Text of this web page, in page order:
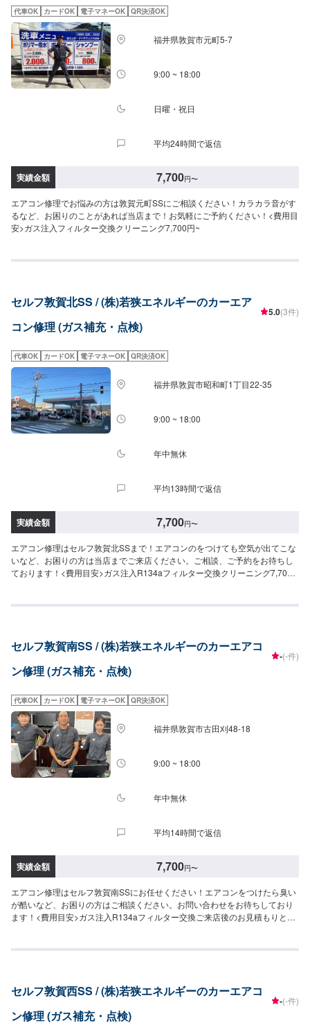
代車OK カードOK 電子マネーOK QR決済OK
福井県敦賀市元町5-7
9:00 ~ 18:00
日曜・祝日
平均24時間で返信
実績金額 7,700円〜
エアコン修理でお悩みの方は敦賀元町SSにご相談ください！カラカラ音がす
るなど、お困りのことがあれば当店まで！お気軽にご予約ください！<費用目
安>ガス注入フィルター交換クリーニング7,700円~
セルフ敦賀北SS / (株)若狭エネルギーのカーエア
コン修理 (ガス補充・点検)
5.0(3件)
代車OK カードOK 電子マネーOK QR決済OK
福井県敦賀市昭和町1丁目22-35
9:00 ~ 18:00
年中無休
平均13時間で返信
実績金額 7,700円〜
エアコン修理はセルフ敦賀北SSまで！エアコンのをつけても空気が出てこな
いなど、お困りの方は当店までご来店ください。ご相談、ご予約をお待ちし
ております！<費用目安>ガス注入R134aフィルター交換クリーニング7,700
セルフ敦賀南SS / (株)若狭エネルギーのカーエアコ
ン修理 (ガス補充・点検)
-(-件)
代車OK カードOK 電子マネーOK QR決済OK
福井県敦賀市古田刈48-18
9:00 ~ 18:00
年中無休
平均14時間で返信
実績金額 7,700円〜
エアコン修理はセルフ敦賀南SSにお任せください！エアコンをつけたら臭い
が酷いなど、お困りの方はご相談ください。お問い合わせをお待ちしており
ます！<費用目安>ガス注入R134aフィルター交換ご来店後のお見積もりとな
セルフ敦賀西SS / (株)若狭エネルギーのカーエアコ
ン修理 (ガス補充・点検)
-(-件)